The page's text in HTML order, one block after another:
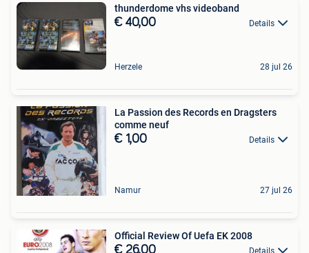
thunderdome vhs videoband
€ 40,00 Details
Herzele 28 jul 26
La Passion des Records en Dragsters
comme neuf
€ 1,00 Details
Namur 27 jul 26
Official Review Of Uefa EK 2008
€ 26,00 Details